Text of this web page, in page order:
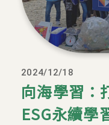
2024/12/18
向海學習：
ESG永續學